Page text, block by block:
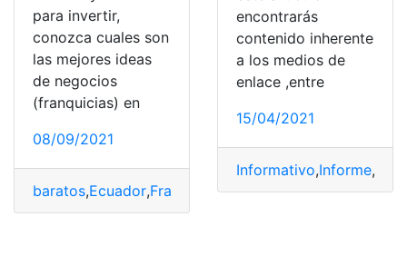
para invertir,
conozca cuales son
las mejores ideas
de negocios
(franquicias) en
08/09/2021
baratos,Ecuador,Franquicias,invertir,Negocios,
encontrarás
contenido inherente
a los medios de
enlace ,entre
15/04/2021
Informativo,Informe,